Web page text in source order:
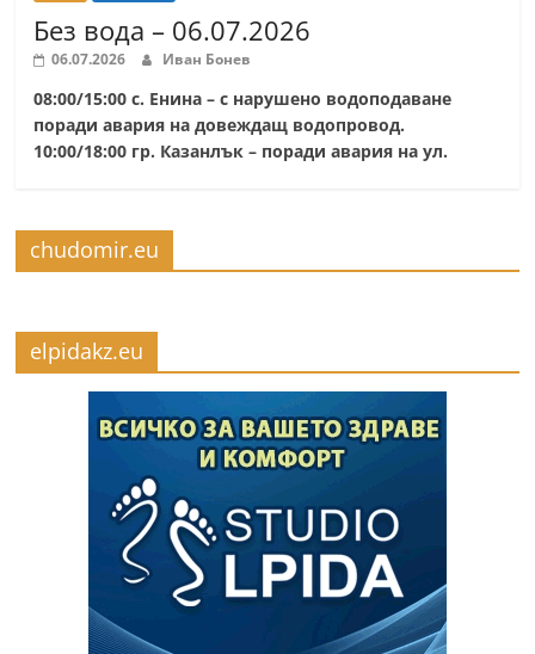
Без вода – 06.07.2026
06.07.2026 Иван Бонев
08:00/15:00 с. Енина – с нарушено водоподаване
поради авария на довеждащ водопровод.
10:00/18:00 гр. Казанлък – поради авария на ул.
chudomir.eu
elpidakz.eu